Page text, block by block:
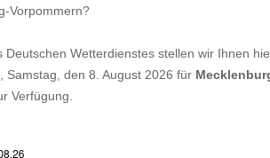
Vorpommern?
Deutschen Wetterdienstes stellen wir Ihnen
, Samstag, den 8. August 2026 für
Verfügung.